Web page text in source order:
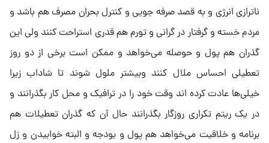
ناترازی انرژی و به قصد صرفه جویی و کنترل بحران مصرف هم باشد و
مردم خسته و گرفتار در گرانی و تورم هم قدری استراحت کنند ولی این
گذران هم پول و حوصله می‌خواهد و ممکن است برخی از دو روز
تعطیلی احساس ملال کنند وبیشتر ملول شوند تا شاداب زیرا
خیلی‌ها عادت کرده اند وقت خود را در ترافیک و محل کار بگذرانند و
در یک ریتم تکراری روزگار بگذرانند حال آن که گذران تعطیلات هم
برنامه و خلاقیت می‌خواهد هم پول و بودجه و البته خوابیدن و زل